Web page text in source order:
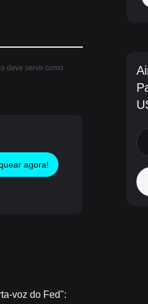
deve servir como
agora!
voz do Fed":